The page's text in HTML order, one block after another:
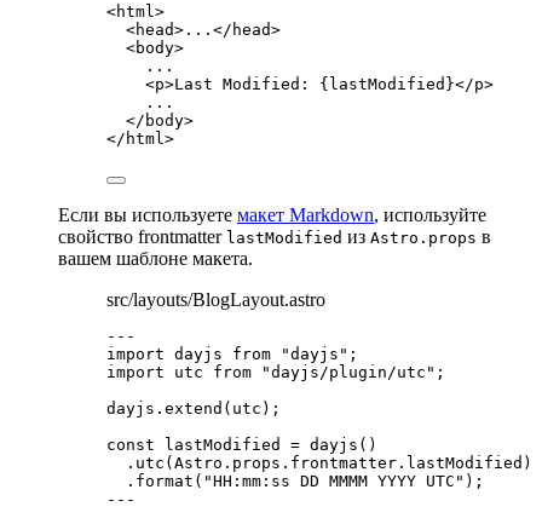
<html >
<head> ... </ head>
<body>
...
<p>Last Modified: {lastModified }</p>
...
</ body>
</ html >
Если вы используете макет Markdown, используйте
свойство frontmatter lastModified из Astro.props в
вашем шаблоне макета.
src/layouts/BlogLayout.astro
---
import dayjs from "dayjs " ;
import utc from "dayjs/plugin/utc " ;
dayjs . extend (utc);
const lastModified = dayjs ()
. utc (Astro . props . frontmatter . lastModified )
. format ( "HH:mm:ss DD MMMM YYYY UTC " );
---